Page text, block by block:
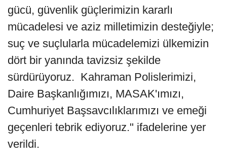
gücü, güvenlik güçlerimizin kararlı
mücadelesi ve aziz milletimizin desteğiyle;
suç ve suçlularla mücadelemizi ülkemizin
dört bir yanında tavizsiz şekilde
sürdürüyoruz. Kahraman Polislerimizi,
Daire Başkanlığımızı, MASAK'ımızı,
Cumhuriyet Başsavcılıklarımızı ve emeği
geçenleri tebrik ediyoruz." ifadelerine yer
verildi.